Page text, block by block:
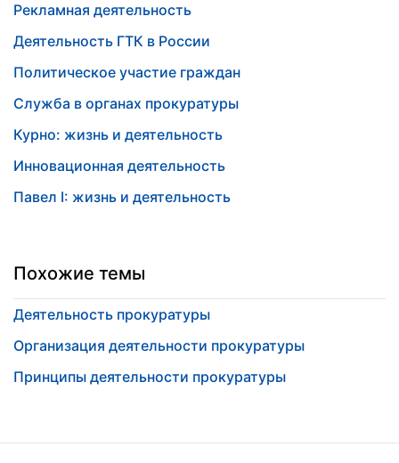
Рекламная деятельность
Деятельность ГТК в России
Политическое участие граждан
Служба в органах прокуратуры
Курно: жизнь и деятельность
Инновационная деятельность
Павел I: жизнь и деятельность
Похожие темы
Деятельность прокуратуры
Организация деятельности прокуратуры
Принципы деятельности прокуратуры